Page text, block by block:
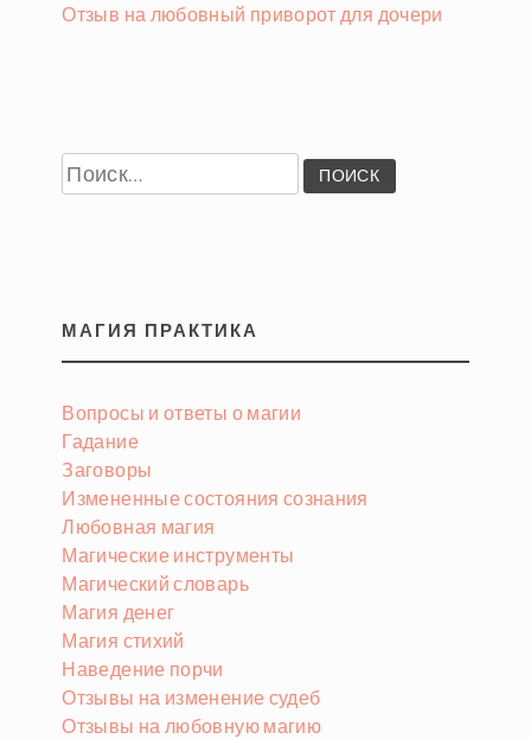
Отзыв на любовный приворот для дочери
Найти:
МАГИЯ ПРАКТИКА
Вопросы и ответы о магии
Гадание
Заговоры
Измененные состояния сознания
Любовная магия
Магические инструменты
Магический словарь
Магия денег
Магия стихий
Наведение порчи
Отзывы на изменение судеб
Отзывы на любовную магию